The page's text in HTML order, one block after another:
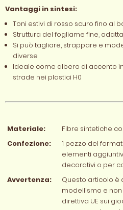
Vantaggi in sintesi:
Toni estivi di rosso scuro fino al
Struttura del fogliame fine,
Si può tagliare, strappare e
diverse
Ideale come albero di accento
strade nei plastici H0
Materiale:
Fibre sintetiche
Confezione:
1 pezzo del
elementi
decorativi o per
Avvertenza:
Questo articolo è
modellismo e
direttiva UE sui